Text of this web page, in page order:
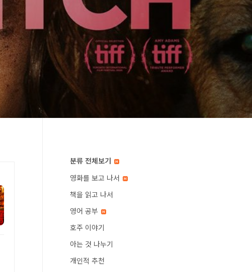
분류 전체보기
영화를 보고 나서
책을 읽고 나서
영어 공부
호주 이야기
아는 것 나누기
개인적 추천